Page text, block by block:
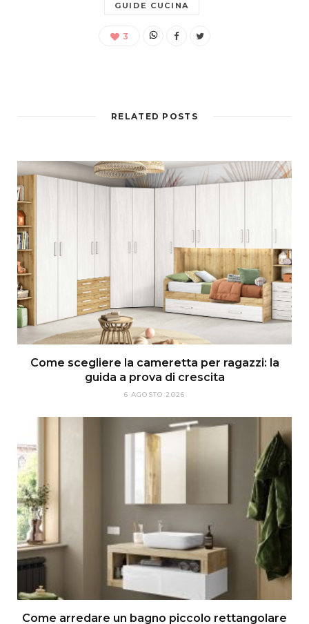
GUIDE CUCINA
3
RELATED POSTS
Come scegliere la cameretta per ragazzi: la
guida a prova di crescita
6 AGOSTO 2026
Come arredare un bagno piccolo rettangolare